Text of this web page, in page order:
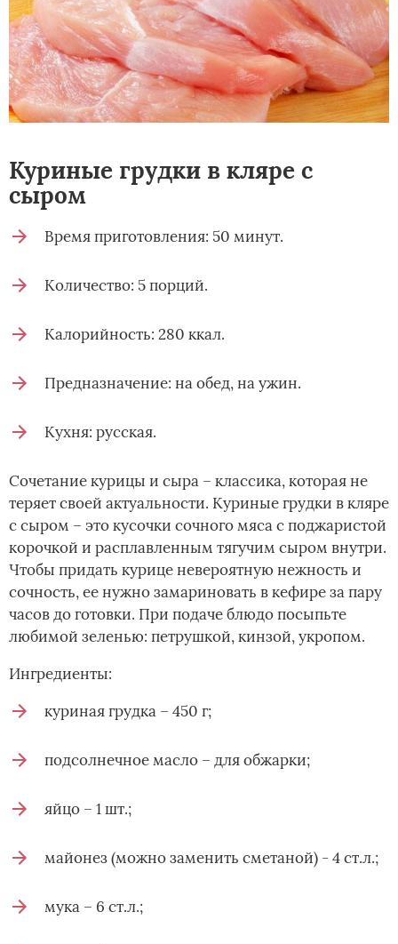
Куриные грудки в кляре с
сыром
Время приготовления: 50 минут.
Количество: 5 порций.
Калорийность: 280 ккал.
Предназначение: на обед, на ужин.
Кухня: русская.
Сочетание курицы и сыра – классика, которая не
теряет своей актуальности. Куриные грудки в кляре
с сыром – это кусочки сочного мяса с поджаристой
корочкой и расплавленным тягучим сыром внутри.
Чтобы придать курице невероятную нежность и
сочность, ее нужно замариновать в кефире за пару
часов до готовки. При подаче блюдо посыпьте
любимой зеленью: петрушкой, кинзой, укропом.
Ингредиенты:
куриная грудка – 450 г;
подсолнечное масло – для обжарки;
яйцо – 1 шт.;
майонез (можно заменить сметаной) - 4 ст.л.;
мука – 6 ст.л.;